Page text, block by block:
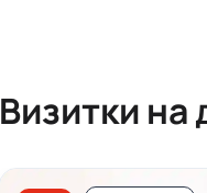
Визитки на